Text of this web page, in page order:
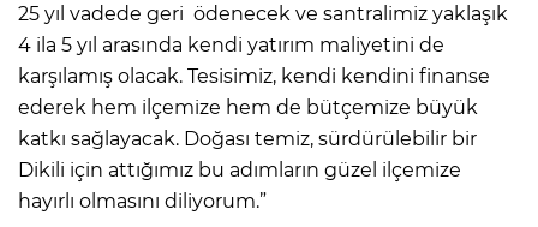
25 yıl vadede geri ödenecek ve santralimiz yaklaşık
4 ila 5 yıl arasında kendi yatırım maliyetini de
karşılamış olacak. Tesisimiz, kendi kendini finanse
ederek hem ilçemize hem de bütçemize büyük
katkı sağlayacak. Doğası temiz, sürdürülebilir bir
Dikili için attığımız bu adımların güzel ilçemize
hayırlı olmasını diliyorum.”